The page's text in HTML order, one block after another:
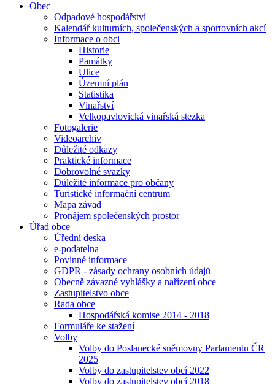
Obec
Odpadové hospodářství
Kalendář kulturních, společenských a sportovních akcí
Informace o obci
Historie
Památky
Ulice
Územní plán
Statistika
Vinařství
Velkopavlovická vinařská stezka
Fotogalerie
Videoarchiv
Důležité odkazy
Praktické informace
Dobrovolné svazky
Důležité informace pro občany
Turistické informační centrum
Mapa závad
Pronájem společenských prostor
Úřad obce
Úřední deska
e-podatelna
Povinné informace
GDPR - zásady ochrany osobních údajů
Obecně závazné vyhlášky a nařízení obce
Zastupitelstvo obce
Rada obce
Hospodářská komise 2014 - 2018
Formuláře ke stažení
Volby
Volby do Poslanecké sněmovny Parlamentu ČR
2025
Volby do zastupitelstev obcí 2022
Volby do zastupitelstev obcí 2018